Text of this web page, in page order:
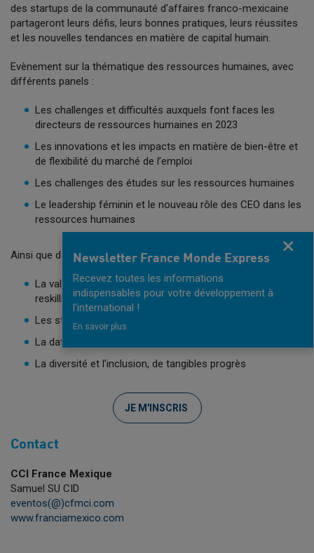
des startups de la communauté d'affaires franco-mexicaine
partageront leurs défis, leurs bonnes pratiques, leurs réussites
et les nouvelles tendances en matière de capital humain.
Evènement sur la thématique des ressources humaines, avec
différents panels :
Les challenges et difficultés auxquels font faces les
directeurs de ressources humaines en 2023
Les innovations et les impacts en matière de bien-être et
de flexibilité du marché de l’emploi
Les challenges des études sur les ressources humaines
Le leadership féminin et le nouveau rôle des CEO dans les
ressources humaines
Ainsi que des workshops sur :
La valorisation des softskills avec l’upskilling et le
reskilling
Les stratégies pour diminuer la rotation du personnel
La data science et le fait d’attirer des nouveaux talents
La diversité et l’inclusion, de tangibles progrès
JE M'INSCRIS
Contact
CCI France Mexique
Samuel SU CID
eventos(@)cfmci.com
www.franciamexico.com
Newsletter France Monde Express
Recevez toutes les informations
indispensables pour votre développement à
l'international !
En savoir plus